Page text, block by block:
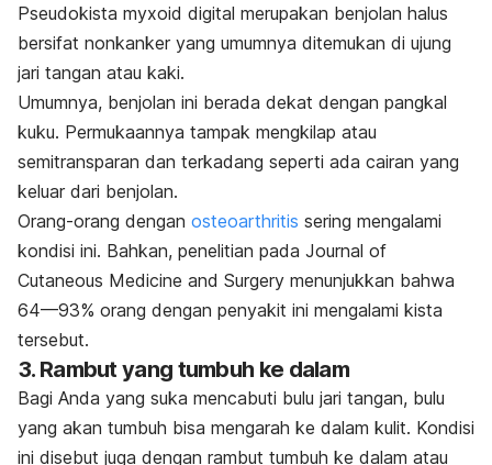
Pseudokista myxoid digital merupakan benjolan halus
bersifat nonkanker yang umumnya ditemukan di ujung
jari tangan atau kaki.
Umumnya, benjolan ini berada dekat dengan pangkal
kuku. Permukaannya tampak mengkilap atau
semitransparan dan terkadang seperti ada cairan yang
keluar dari benjolan.
Orang-orang dengan osteoarthritis sering mengalami
kondisi ini. Bahkan, penelitian pada Journal of
Cutaneous Medicine and Surgery menunjukkan bahwa
64—93% orang dengan penyakit ini mengalami kista
tersebut.
3. Rambut yang tumbuh ke dalam
Bagi Anda yang suka mencabuti bulu jari tangan, bulu
yang akan tumbuh bisa mengarah ke dalam kulit. Kondisi
ini disebut juga dengan rambut tumbuh ke dalam atau